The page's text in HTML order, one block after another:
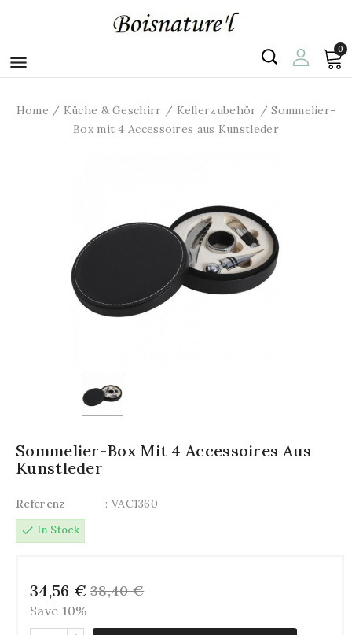

0
Home Küche & Geschirr Kellerzubehör
Sommelier-
Box mit 4 Accessoires aus Kunstleder
Sommelier-Box Mit 4 Accessoires Aus
Kunstleder
Referenz
: VAC1360
check In Stock
34,56 € 38,40 €
Save 10%